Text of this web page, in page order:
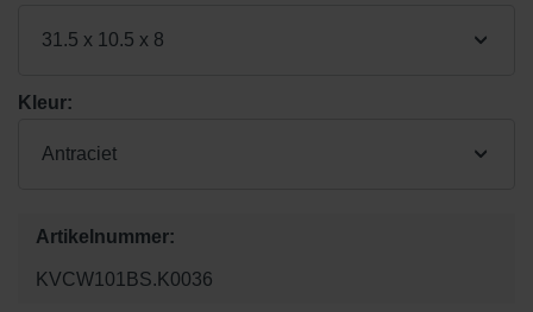
31.5 x 10.5 x 8
Kleur:
Antraciet
Artikelnummer:
KVCW101BS.K0036